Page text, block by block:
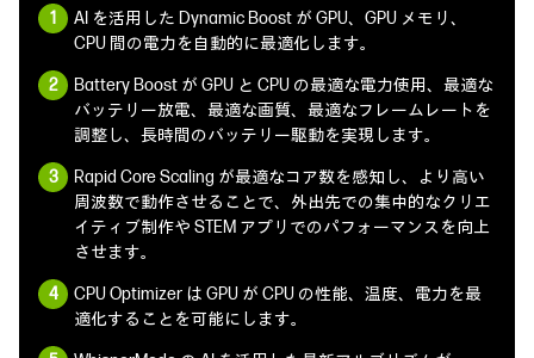
AI を活用した Dynamic Boost が GPU、GPU メモリ、
CPU 間の電力を自動的に最適化します。
Battery Boost が GPU と CPU の最適な電力使用、最適な
バッテリー放電、最適な画質、最適なフレームレートを
調整し、長時間のバッテリー駆動を実現します。
Rapid Core Scaling が最適なコア数を感知し、より高い
周波数で動作させることで、外出先での集中的なクリエ
イティブ制作や STEM アプリでのパフォーマンスを向上
させます。
CPU Optimizer は GPU が CPU の性能、温度、電力を最
適化することを可能にします。